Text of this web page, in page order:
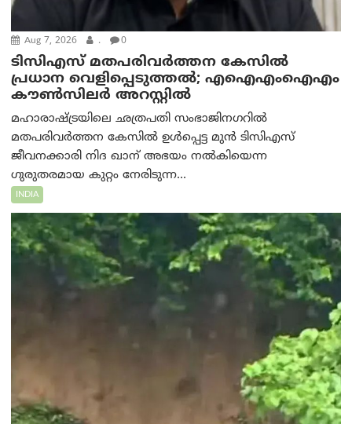
Aug 7, 2026 . 0
ടിസിഎസ് മതപരിവർത്തന കേസിൽ
പ്രധാന വെളിപ്പെടുത്തൽ; എഐഎംഐഎം
കൗൺസിലർ അറസ്റ്റിൽ
മഹാരാഷ്ട്രയിലെ ഛത്രപതി സംഭാജിനഗറിൽ
മതപരിവർത്തന കേസിൽ ഉൾപ്പെട്ട മുൻ ടിസിഎസ്
ജീവനക്കാരി നിദ ഖാന് അഭയം നൽകിയെന്ന
ഗുരുതരമായ കുറ്റം നേരിടുന്ന...
INDIA